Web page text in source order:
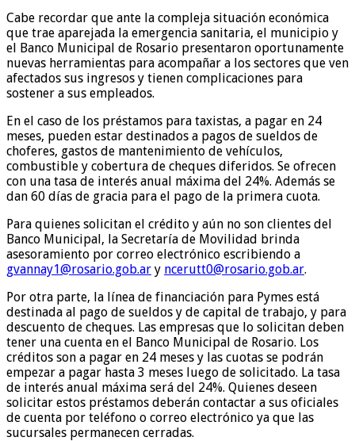
Cabe recordar que ante la compleja situación económica
que trae aparejada la emergencia sanitaria, el municipio y
el Banco Municipal de Rosario presentaron oportunamente
nuevas herramientas para acompañar a los sectores que ven
afectados sus ingresos y tienen complicaciones para
sostener a sus empleados.
En el caso de los préstamos para taxistas, a pagar en 24
meses, pueden estar destinados a pagos de sueldos de
choferes, gastos de mantenimiento de vehículos,
combustible y cobertura de cheques diferidos. Se ofrecen
con una tasa de interés anual máxima del 24%. Además se
dan 60 días de gracia para el pago de la primera cuota.
Para quienes solicitan el crédito y aún no son clientes del
Banco Municipal, la Secretaría de Movilidad brinda
asesoramiento por correo electrónico escribiendo a
gvannay1@rosario.gob.ar y ncerutt0@rosario.gob.ar.
Por otra parte, la línea de financiación para Pymes está
destinada al pago de sueldos y de capital de trabajo, y para
descuento de cheques. Las empresas que lo solicitan deben
tener una cuenta en el Banco Municipal de Rosario. Los
créditos son a pagar en 24 meses y las cuotas se podrán
empezar a pagar hasta 3 meses luego de solicitado. La tasa
de interés anual máxima será del 24%. Quienes deseen
solicitar estos préstamos deberán contactar a sus oficiales
de cuenta por teléfono o correo electrónico ya que las
sucursales permanecen cerradas.